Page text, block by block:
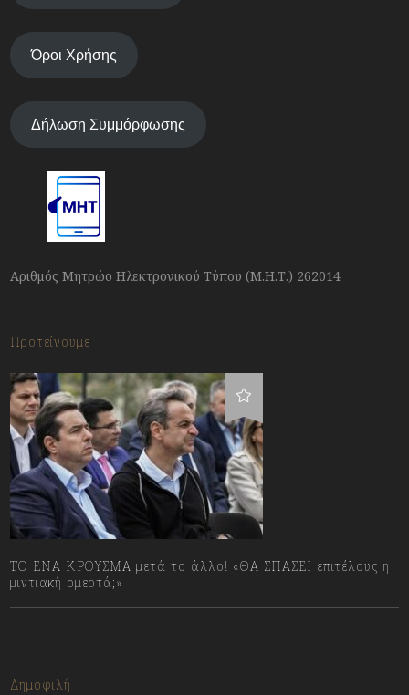
Όροι Χρήσης
Δήλωση Συμμόρφωσης
Αριθμός Μητρώο Ηλεκτρονικού Τύπου (Μ.Η.Τ.) 262014
Προτείνουμε
ΤΟ ΕΝΑ ΚΡΟΥΣΜΑ μετά το άλλο! «ΘΑ ΣΠΑΣΕΙ επιτέλους η
μιντιακή ομερτά;»
Δημοφιλή